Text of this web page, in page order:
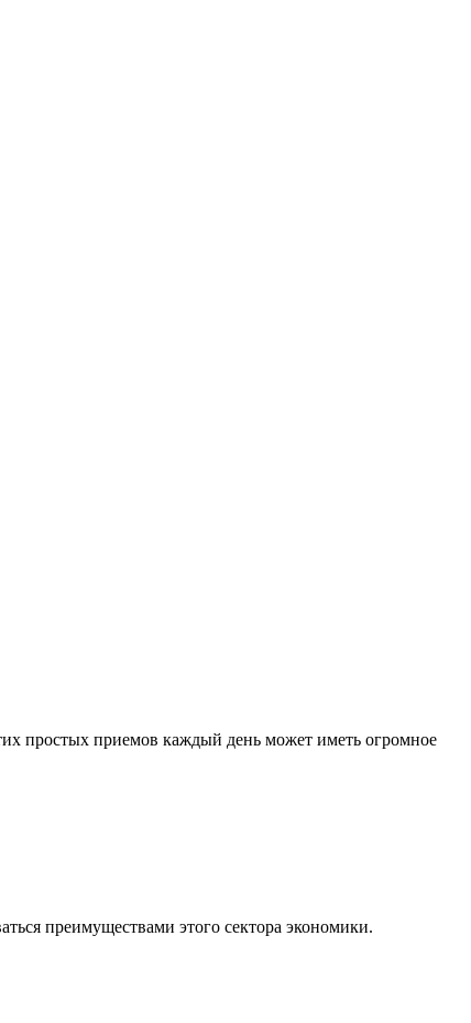
простых приемов каждый день может иметь огромное
преимуществами этого сектора экономики.